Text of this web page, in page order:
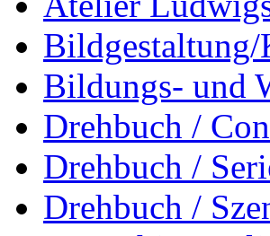
Bildgestaltung/
Bildungs- und
Drehbuch /
Drehbuch /
Drehbuch /